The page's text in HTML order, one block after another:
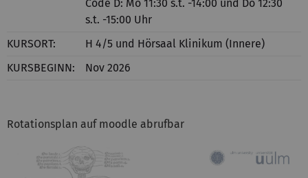
Code D: Mo 11:30 s.t. -14:00 und Do 12:30
s.t. -15:00 Uhr
KURSORT:
H 4/5 und Hörsaal Klinikum (Innere)
KURSBEGINN:
Nov 2026
Rotationsplan auf moodle abrufbar